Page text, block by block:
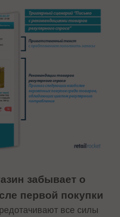
забывает о
первой покупки
все силы